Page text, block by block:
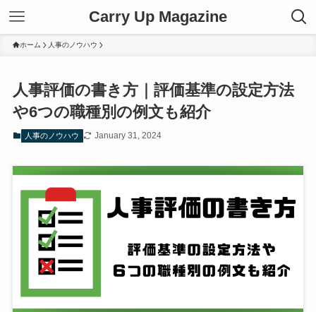
Carry Up Magazine
ホーム 人事のノウハウ
人事評価の書き方｜評価基準の設定方法
や6つの職種別の例文も紹介
人事のノウハウ January 31, 2024